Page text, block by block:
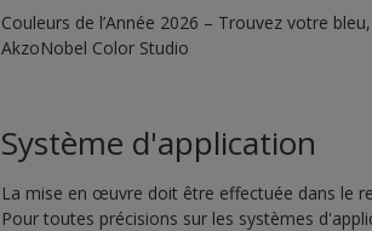
Couleurs de l’Année 2026 – Trouvez votre
AkzoNobel Color Studio
Système d'application
La mise en œuvre doit être effectuée dans le
Pour toutes précisions sur les systèmes